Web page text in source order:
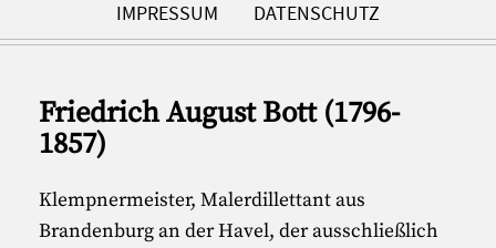
IMPRESSUM
DATENSCHUTZ
Friedrich August Bott (1796-
1857)
Klempnermeister, Malerdillettant aus
Brandenburg an der Havel, der ausschließlich